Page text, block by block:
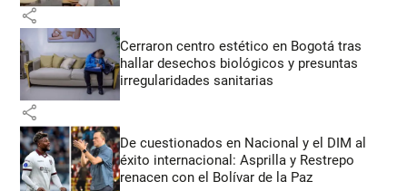
share
Cerraron centro estético en Bogotá tras
hallar desechos biológicos y presuntas
irregularidades sanitarias
share
De cuestionados en Nacional y el DIM al
éxito internacional: Asprilla y Restrepo
renacen con el Bolívar de la Paz